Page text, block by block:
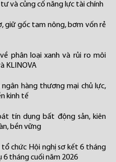
và củng cố năng lực tài chính
giữ gốc tam nông, bơm vốn rẻ
phân loại xanh và rủi ro môi
KLINOVA
hàng thương mại chủ lực,
kinh tế
tín dụng bất động sản, kiên
bền vững
chức Hội nghị sơ kết 6 tháng
6 tháng cuối năm 2026